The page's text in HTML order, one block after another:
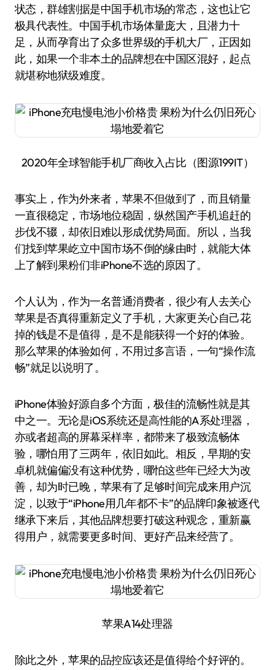
状态，群雄割据是中国手机市场的常态，这也让它
极具代表性。中国手机市场体量庞大，且潜力十
足，从而孕育出了众多世界级的手机大厂，正因如
此，如果一个非本土的品牌想在中国区混好，起点
就堪称地狱级难度。
2020年全球智能手机厂商收入占比（图源199IT）
事实上，作为外来者，苹果不但做到了，而且销量
一直很稳定，市场地位稳固，纵然国产手机追赶的
步伐不辍，却依旧难以形成优势局面。所以，当我
们找到苹果屹立中国市场不倒的缘由时，就能大体
上了解到果粉们非iPhone不选的原因了。
个人认为，作为一名普通消费者，很少有人去关心
苹果是否真得重新定义了手机，大家更关心自己花
掉的钱是不是值得，是不是能获得一个好的体验。
那么苹果的体验如何，不用过多言语，一句“操作流
畅”就足以说明了。
iPhone体验好源自多个方面，极佳的流畅性就是其
中之一。无论是iOS系统还是高性能的A系处理器，
亦或者超高的屏幕采样率，都带来了极致流畅体
验，哪怕用了三两年，依旧如此。相反，早期的安
卓机就偏偏没有这种优势，哪怕这些年已经大为改
善，却为时已晚，苹果有了足够时间完成来用户沉
淀，以致于“iPhone用几年都不卡”的品牌印象被逐代
继承下来后，其他品牌想要打破这种观念，重新赢
得用户，就需要更多时间、更好产品来经营了。
苹果A14处理器
除此之外，苹果的品控应该还是值得给个好评的。